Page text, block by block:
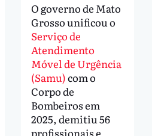
O governo de Mato
Grosso unificou o
Serviço de
Atendimento
Móvel de Urgência
(Samu)com o
Corpo de
Bombeiros em
2025, demitiu 56
profissionais e